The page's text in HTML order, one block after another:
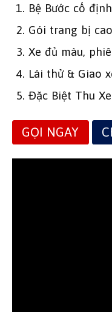
Bệ Bước cố
Gói trang bị
Xe đủ màu,
Lái thử & Giao
Đặc Biệt Thu
GỌI NGAY